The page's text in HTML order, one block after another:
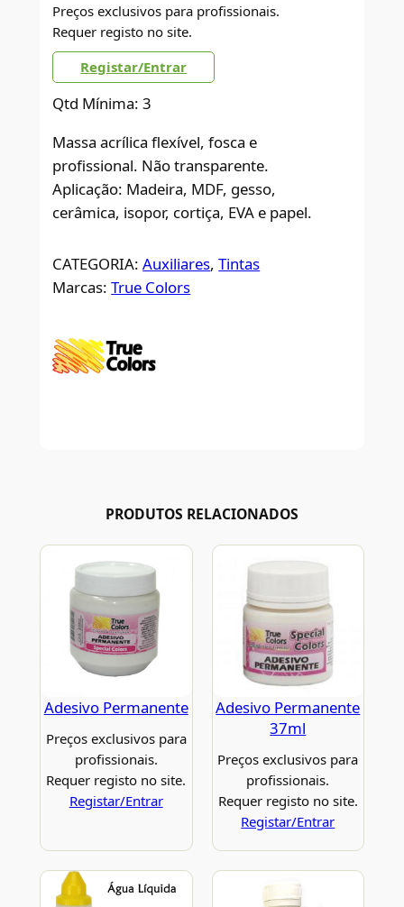
Preços exclusivos para profissionais.
Requer registo no site.
Registar/Entrar
Qtd Mínima: 3
Massa acrílica flexível, fosca e
profissional. Não transparente.
Aplicação: Madeira, MDF, gesso,
cerâmica, isopor, cortiça, EVA e papel.
CATEGORIA:Auxiliares, Tintas
Marcas:True Colors
PRODUTOS RELACIONADOS
Adesivo Permanente
Preços exclusivos para
profissionais.
Requer registo no site.
Registar/Entrar
Adesivo Permanente
37ml
Preços exclusivos para
profissionais.
Requer registo no site.
Registar/Entrar